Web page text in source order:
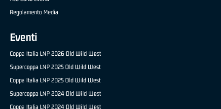
Regolamento Media
Eventi
Coppa Italia LNP 2026 Old Wild West
Supercoppa LNP 2025 Old Wild West
Coppa Italia LNP 2025 Old Wild West
Supercoppa LNP 2024 Old Wild West
Coppa Italia LNP 2024 Old Wild West